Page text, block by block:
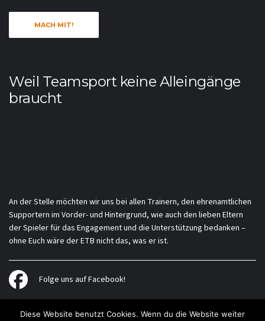
MACH MIT!
Weil Teamsport keine Alleingänge
braucht
An der Stelle möchten wir uns bei allen Trainern, den ehrenamtlichen
Supportern im Vorder- und Hintergrund, wie auch den lieben Eltern
der Spieler für das Engagement und die Unterstützung bedanken –
ohne Euch wäre der ETB nicht das, was er ist.
Folge uns auf Facebook!
Diese Website benutzt Cookies. Wenn du die Website weiter